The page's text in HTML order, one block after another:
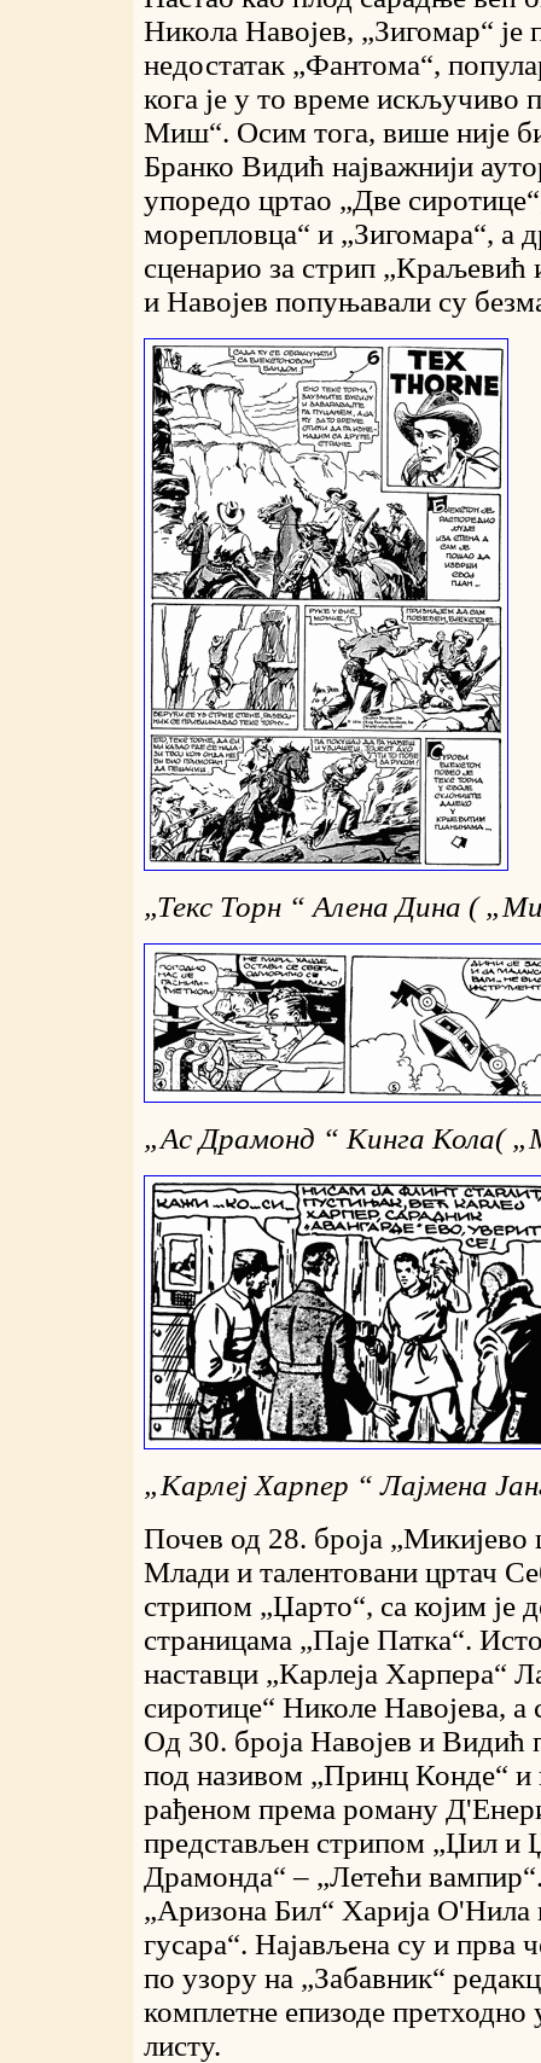
Никола Навојев, „Зигомар“
недостатак „Фантома“,
кога је у то време искључиво
Миш“. Осим тога, више није
Бранко Видић најважнији
упоредо цртао „Две
морепловца“ и „Зигомара“, а
сценарио за стрип
и Навојев попуњавали су
„Текс Торн “ Алена Дина („
„Ас Драмонд “ Кинга Кола(„
„ Карлеј Харпер “ Лајмена
Почев од 28. броја „Микијево
Млади и талентовани цртач
стрипом „Џарто“, са којим је
страницама „Паје Патка“.
наставци „Карлеја Харпера“
сиротице“ Николе Навојева, а
Од 30. броја Навојев и Видић
под називом „Принц Конде“ и
рађеном према роману
представљен стрипом „Џил и
Драмонда“ – „Летећи
„Аризона Бил“ Харија О'Нила
гусара“. Најављена су и прва
по узору на „Забавник“
комплетне епизоде
листу.